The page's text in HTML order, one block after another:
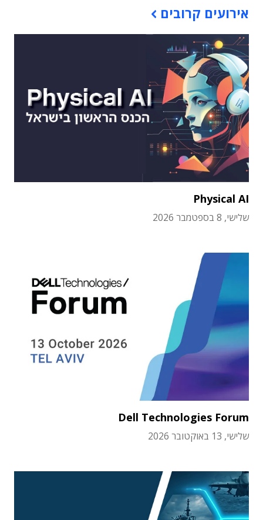
אירועים קרובים
Physical AI
שלישי, 8 בספטמבר 2026
Dell Technologies Forum
שלישי, 13 באוקטובר 2026